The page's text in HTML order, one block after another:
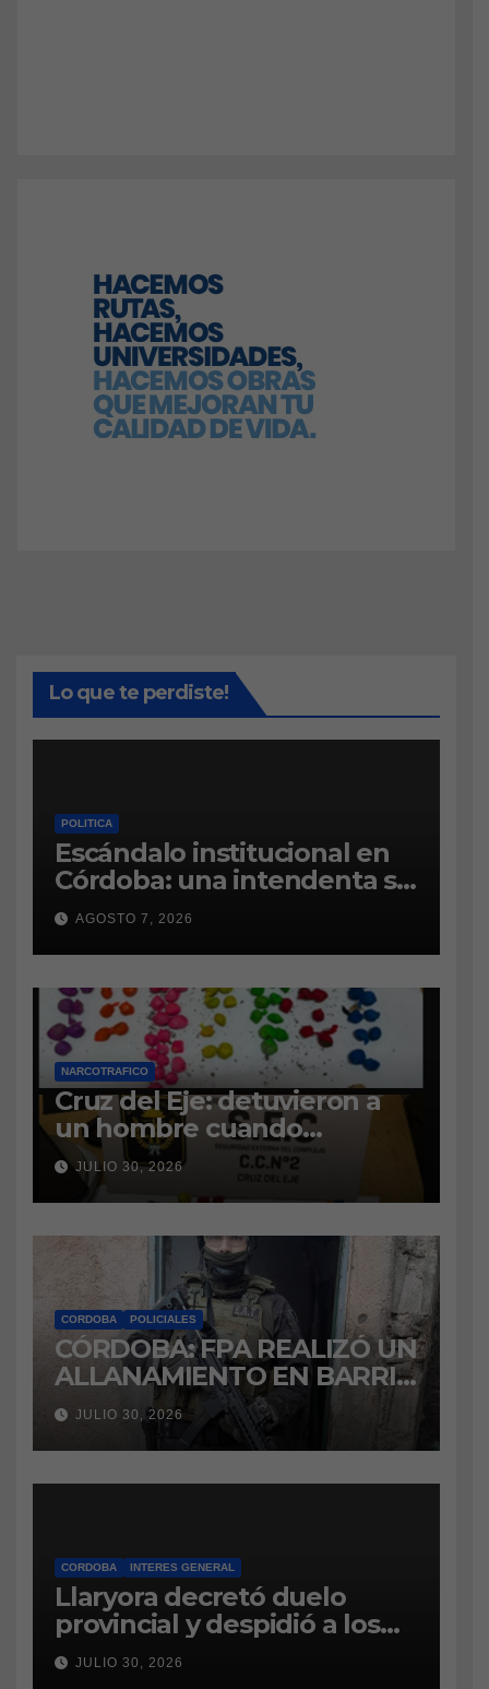
Lo que te perdiste!
POLITICA
Escándalo institucional en
Córdoba: una intendenta se
atrinchera en el municipio y
se niega a dejar el cargo
AGOSTO 7, 2026
NARCOTRAFICO
Cruz del Eje: detuvieron a
un hombre cuando
intentaba ingresar
marihuana a la cárcel
JULIO 30, 2026
CORDOBA POLICIALES
CÓRDOBA: FPA REALIZÓ UN
ALLANAMIENTO EN BARRIO
VILLA BOEDO
RELACIONADO CON UNA
CAUSA DE DROGAS EN LA
CÁRCEL DE BOUWER
JULIO 30, 2026
CORDOBA INTERES GENERAL
Llaryora decretó duelo
provincial y despidió a los
bomberos cordobeses
fallecidos en la tragedia
JULIO 30, 2026